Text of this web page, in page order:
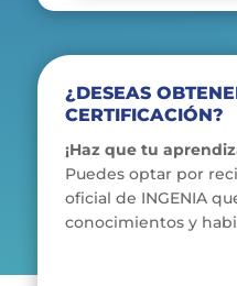
¿DESEAS
CERTIFICACIÓN?
¡Haz que tu
Puedes optar por
oficial de INGENIA
conocimientos y